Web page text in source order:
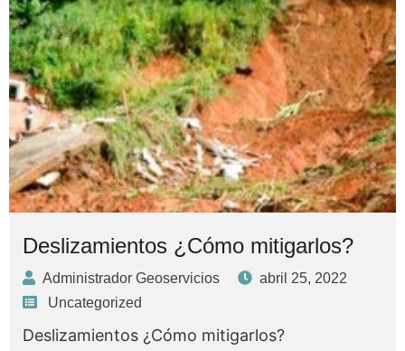
Deslizamientos ¿Cómo mitigarlos?
Administrador Geoservicios
abril 25, 2022
Uncategorized
Deslizamientos ¿Cómo mitigarlos?